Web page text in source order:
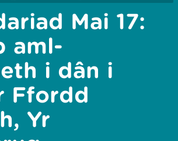
Mai 17:
aml-
i dân i
Ffordd
Yr